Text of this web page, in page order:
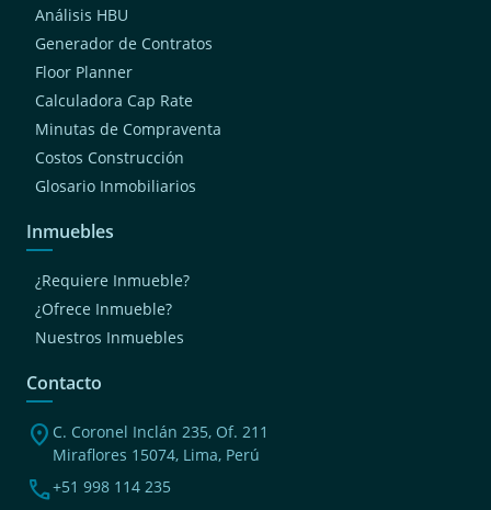
Análisis HBU
Generador de Contratos
Floor Planner
Calculadora Cap Rate
Minutas de Compraventa
Costos Construcción
Glosario Inmobiliarios
Inmuebles
¿Requiere Inmueble?
¿Ofrece Inmueble?
Nuestros Inmuebles
Contacto
location_on C. Coronel Inclán 235, Of. 211
Miraflores 15074, Lima, Perú
phone+51 998 114 235